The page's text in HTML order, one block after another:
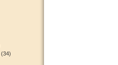
(34)